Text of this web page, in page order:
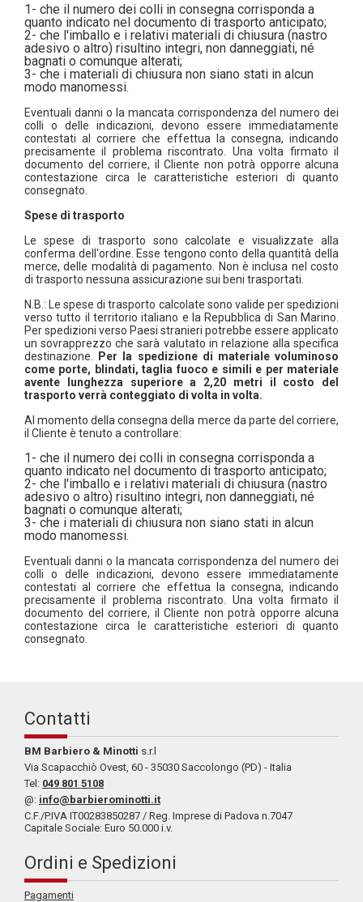
1- che il numero dei colli in consegna corrisponda a
quanto indicato nel documento di trasporto anticipato;
2- che l'imballo e i relativi materiali di chiusura (nastro
adesivo o altro) risultino integri, non danneggiati, né
bagnati o comunque alterati;
3- che i materiali di chiusura non siano stati in alcun
modo manomessi.
Eventuali danni o la mancata corrispondenza del numero dei
colli o delle indicazioni, devono essere immediatamente
contestati al corriere che effettua la consegna, indicando
precisamente il problema riscontrato. Una volta firmato il
documento del corriere, il Cliente non potrà opporre alcuna
contestazione circa le caratteristiche esteriori di quanto
consegnato.
Spese di trasporto
Le spese di trasporto sono calcolate e visualizzate alla
conferma dell'ordine. Esse tengono conto della quantità della
merce, delle modalità di pagamento. Non è inclusa nel costo
di trasporto nessuna assicurazione sui beni trasportati.
N.B.: Le spese di trasporto calcolate sono valide per spedizioni
verso tutto il territorio italiano e la Repubblica di San Marino.
Per spedizioni verso Paesi stranieri potrebbe essere applicato
un sovrapprezzo che sarà valutato in relazione alla specifica
destinazione.
Per la spedizione di materiale voluminoso
come porte, blindati, taglia fuoco e simili e per materiale
avente lunghezza superiore a 2,20 metri il costo del
trasporto verrà conteggiato di volta in volta.
Al momento della consegna della merce da parte del corriere,
il Cliente è tenuto a controllare:
1- che il numero dei colli in consegna corrisponda a
quanto indicato nel documento di trasporto anticipato;
2- che l'imballo e i relativi materiali di chiusura (nastro
adesivo o altro) risultino integri, non danneggiati, né
bagnati o comunque alterati;
3- che i materiali di chiusura non siano stati in alcun
modo manomessi.
Eventuali danni o la mancata corrispondenza del numero dei
colli o delle indicazioni, devono essere immediatamente
contestati al corriere che effettua la consegna, indicando
precisamente il problema riscontrato. Una volta firmato il
documento del corriere, il Cliente non potrà opporre alcuna
contestazione circa le caratteristiche esteriori di quanto
consegnato.
Contatti
BM Barbiero & Minotti s.r.l
Via Scapacchiò Ovest, 60 - 35030 Saccolongo (PD) - Italia
Tel: 049 801 5108
@: info@barbierominotti.it
C.F./P.IVA IT00283850287 / Reg. Imprese di Padova n.7047
Capitale Sociale: Euro 50.000 i.v.
Ordini e Spedizioni
Pagamenti